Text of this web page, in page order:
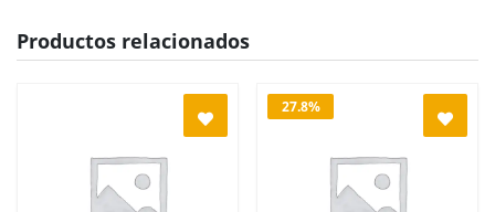
Productos relacionados
27.8%